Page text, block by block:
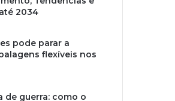
2034
pode parar a
flexíveis nos
de guerra: como o